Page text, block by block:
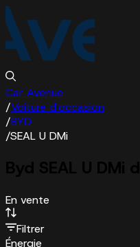
Car Avenue
/Voiture d'occasion
/BYD
/SEAL U DMi
En vente
Filtrer
Énergie